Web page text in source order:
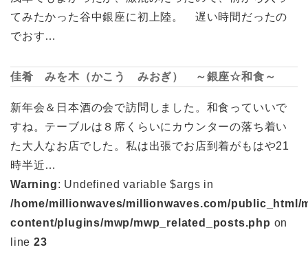
てみたかった谷中銀座に初上陸。 遅い時間だったの
でおす…
佳肴 みを木（かこう みおぎ） ～銀座☆和食～
新年会＆日本酒の会で訪問しました。和食っていいで
すね。テーブルは８席くらいにカウンターの落ち着い
た大人なお店でした。私は出張でお店到着がもはや21
時半近…
Warning: Undefined variable $args in
/home/millionwaves/millionwaves.com/public_html/
content/plugins/mwp/mwp_related_posts.php on
line 23